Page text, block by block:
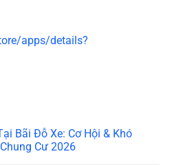
apps/details?
Bãi Đỗ Xe: Cơ Hội & Khó
Cư 2026